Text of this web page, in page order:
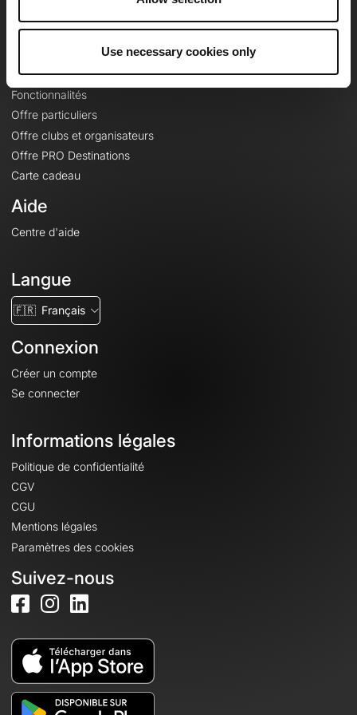
Use necessary cookies only
Le Mag'
Fonds de cartes topographiques
Fonctionnalités
Offre particuliers
Offre clubs et organisateurs
Offre PRO Destinations
Carte cadeau
Aide
Centre d'aide
Langue
🇫🇷 Français
Connexion
Créer un compte
Se connecter
Informations légales
Politique de confidentialité
CGV
CGU
Mentions légales
Paramètres des cookies
Suivez-nous